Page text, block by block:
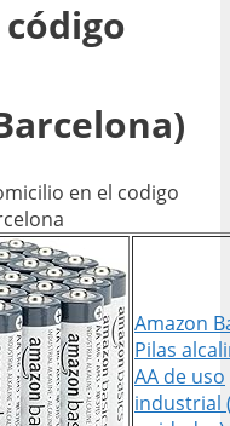
Amazon
Pilas
AA de uso
industrial